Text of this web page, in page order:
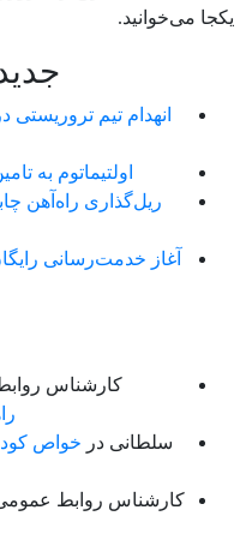
یکجا می‌خوانید.
انهدام تیم تروریستی
اولتیماتوم به
ریل‌گذاری راه‌آهن
آغاز خدمت‌رسانی رایگان
کارشناس
سلطانیدرخواص کود
کارشناس روابط عمومی